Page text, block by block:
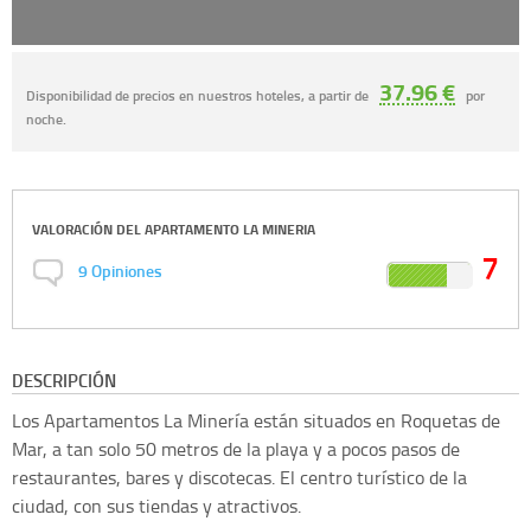
Disponibilidad de precios en nuestros hoteles, a partir de 37.96 € por
noche.
VALORACIÓN DELAPARTAMENTO LA MINERIA
9Opiniones 7
DESCRIPCIÓN
Los Apartamentos La Minería están situados en Roquetas de
Mar, a tan solo 50 metros de la playa y a pocos pasos de
restaurantes, bares y discotecas. El centro turístico de la
ciudad, con sus tiendas y atractivos.